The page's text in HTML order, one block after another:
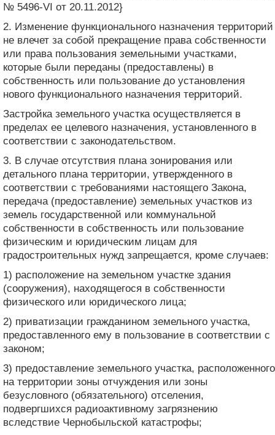
№ 5496-VI от 20.11.2012}
2. Изменение функционального назначения территорий
не влечет за собой прекращение права собственности
или права пользования земельными участками,
которые были переданы (предоставлены) в
собственность или пользование до установления
нового функционального назначения территорий.
Застройка земельного участка осуществляется в
пределах ее целевого назначения, установленного в
соответствии с законодательством.
3. В случае отсутствия плана зонирования или
детального плана территории, утвержденного в
соответствии с требованиями настоящего Закона,
передача (предоставление) земельных участков из
земель государственной или коммунальной
собственности в собственность или пользование
физическим и юридическим лицам для
градостроительных нужд запрещается, кроме случаев:
1) расположение на земельном участке здания
(сооружения), находящегося в собственности
физического или юридического лица;
2) приватизации гражданином земельного участка,
предоставленного ему в пользование в соответствии с
законом;
3) предоставление земельного участка, расположенного
на территории зоны отчуждения или зоны
безусловного (обязательного) отселения,
подвергшихся радиоактивному загрязнению
вследствие Чернобыльской катастрофы;